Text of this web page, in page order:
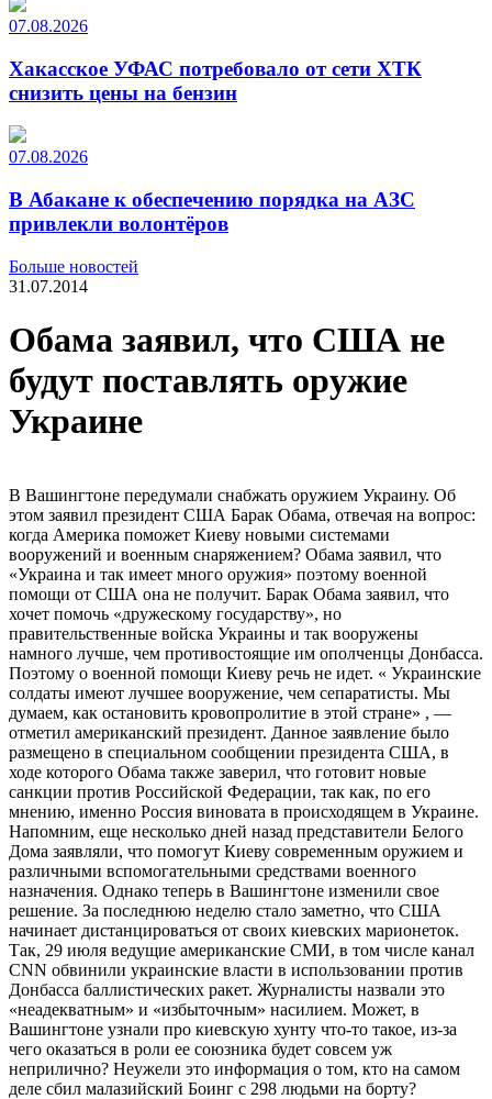
07.08.2026
Хакасское УФАС потребовало от сети ХТК
снизить цены на бензин
07.08.2026
В Абакане к обеспечению порядка на АЗС
привлекли волонтёров
Больше новостей
31.07.2014
Обама заявил, что США не
будут поставлять оружие
Украине
В Вашингтоне передумали снабжать оружием Украину. Об
этом заявил президент США Барак Обама, отвечая на вопрос:
когда Америка поможет Киеву новыми системами
вооружений и военным снаряжением? Обама заявил, что
«Украина и так имеет много оружия» поэтому военной
помощи от США она не получит. Барак Обама заявил, что
хочет помочь «дружескому государству», но
правительственные войска Украины и так вооружены
намного лучше, чем противостоящие им ополченцы Донбасса.
Поэтому о военной помощи Киеву речь не идет. « Украинские
солдаты имеют лучшее вооружение, чем сепаратисты. Мы
думаем, как остановить кровопролитие в этой стране» , —
отметил американский президент. Данное заявление было
размещено в специальном сообщении президента США, в
ходе которого Обама также заверил, что готовит новые
санкции против Российской Федерации, так как, по его
мнению, именно Россия виновата в происходящем в Украине.
Напомним, еще несколько дней назад представители Белого
Дома заявляли, что помогут Киеву современным оружием и
различными вспомогательными средствами военного
назначения. Однако теперь в Вашингтоне изменили свое
решение. За последнюю неделю стало заметно, что США
начинает дистанцироваться от своих киевских марионеток.
Так, 29 июля ведущие американские СМИ, в том числе канал
CNN обвинили украинские власти в использовании против
Донбасса баллистических ракет. Журналисты назвали это
«неадекватным» и «избыточным» насилием. Может, в
Вашингтоне узнали про киевскую хунту что-то такое, из-за
чего оказаться в роли ее союзника будет совсем уж
неприлично? Неужели это информация о том, кто на самом
деле сбил малазийский Боинг с 298 людьми на борту?